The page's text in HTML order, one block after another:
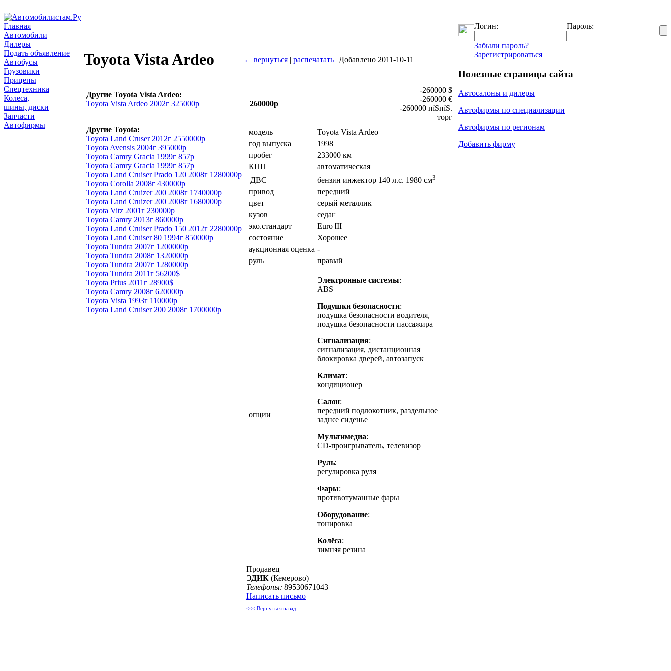
Главная
Автомобили
Дилеры
Подать объявление
Автобусы
Грузовики
Прицепы
Спецтехника
Колеса,
шины, диски
Запчасти
Автофирмы
Toyota Vista Ardeo ← вернуться | распечатать | Добавлено 2011-10-11
Другие Toyota Vista Ardeo:
Toyota Vista Ardeo 2002г 325000р
Другие Toyota:
Toyota Land Cruser 2012г 2550000р
Toyota Avensis 2004г 395000р
Toyota Camry Gracia 1999г 857р
Toyota Camry Gracia 1999г 857р
Toyota Land Cruiser Prado 120 2008г 1280000р
Toyota Corolla 2008г 430000р
Toyota Land Cruizer 200 2008г 1740000р
Toyota Land Cruizer 200 2008г 1680000р
Toyota Vitz 2001г 230000р
Toyota Camry 2013г 860000р
Toyota Land Cruiser Prado 150 2012г 2280000р
Toyota Land Cruiser 80 1994г 850000р
Toyota Tundra 2007г 1200000р
Toyota Tundra 2008г 1320000р
Toyota Tundra 2007г 1280000р
Toyota Tundra 2011г 56200$
Toyota Prius 2011г 28900$
Toyota Camry 2008г 620000р
Toyota Vista 1993г 110000р
Toyota Land Cruiser 200 2008г 1700000р
260000р
-260000 $
-260000 €
-260000 пїЅпїЅ.
торг
модель
Toyota Vista Ardeo
год выпуска
1998
пробег
233000 км
КПП
автоматическая
ДВС
бензин инжектор 140 л.с. 1980 см3
привод
передний
цвет
серый металлик
кузов
седан
эко.стандарт
Euro III
состояние
Хорошее
аукционная оценка -
руль
правый
опции
Электронные системы:
ABS
Подушки безопасности:
подушка безопасности водителя,
подушка безопасности пассажира
Сигнализация:
сигнализация, дистанционная
блокировка дверей, автозапуск
Климат:
кондиционер
Салон:
передний подлокотник, раздельное
заднее сиденье
Мультимедиа:
CD-проигрыватель, телевизор
Руль:
регулировка руля
Фары:
противотуманные фары
Оборудование:
тонировка
Колёса:
зимняя резина
Продавец
ЭДИК (Кемерово)
Телефоны: 89530671043
Написать письмо
<<< Вернуться назад
Логин: Пароль:
Забыли пароль?
Зарегистрироваться
Полезные страницы сайта
Автосалоны и дилеры
Автофирмы по специализации
Автофирмы по регионам
Добавить фирму